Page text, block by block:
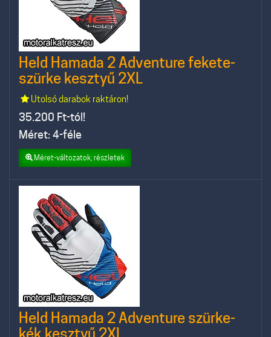
Held Hamada 2 Adventure fekete-
szürke kesztyű 2XL
Utolsó darabok raktáron!
35.200 Ft-tól!
Méret: 4-féle
Méret-változatok, részletek
Held Hamada 2 Adventure szürke-